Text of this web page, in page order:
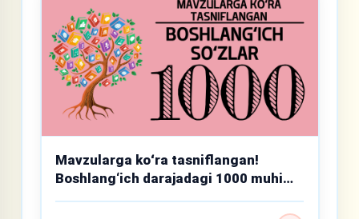
Mavzularga koʻra tasniflangan!
Boshlang‘ich darajadagi 1000 muhim
so‘z